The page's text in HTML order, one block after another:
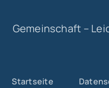
Gemeinschaft –
Startseite